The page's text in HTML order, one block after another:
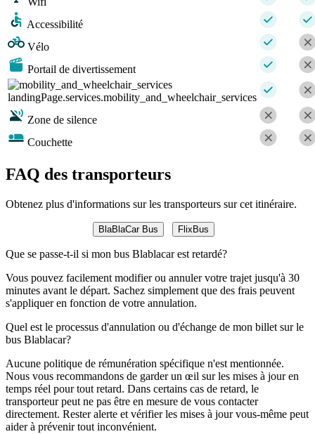
Accessibilité
Vélo
Portail de divertissement
landingPage.services.mobility_and_wheelchair_services
Zone de silence
Couchette
FAQ des transporteurs
Obtenez plus d'informations sur les transporteurs sur cet itinéraire.
BlaBlaCar Bus FlixBus
Que se passe-t-il si mon bus Blablacar est retardé?
Vous pouvez facilement modifier ou annuler votre trajet jusqu'à 30
minutes avant le départ. Sachez simplement que des frais peuvent
s'appliquer en fonction de votre annulation.
Quel est le processus d'annulation ou d'échange de mon billet sur le
bus Blablacar?
Aucune politique de rémunération spécifique n'est mentionnée.
Nous vous recommandons de garder un œil sur les mises à jour en
temps réel pour tout retard. Dans certains cas de retard, le
transporteur peut ne pas être en mesure de vous contacter
directement. Rester alerte et vérifier les mises à jour vous-même peut
aider à prévenir tout inconvénient.